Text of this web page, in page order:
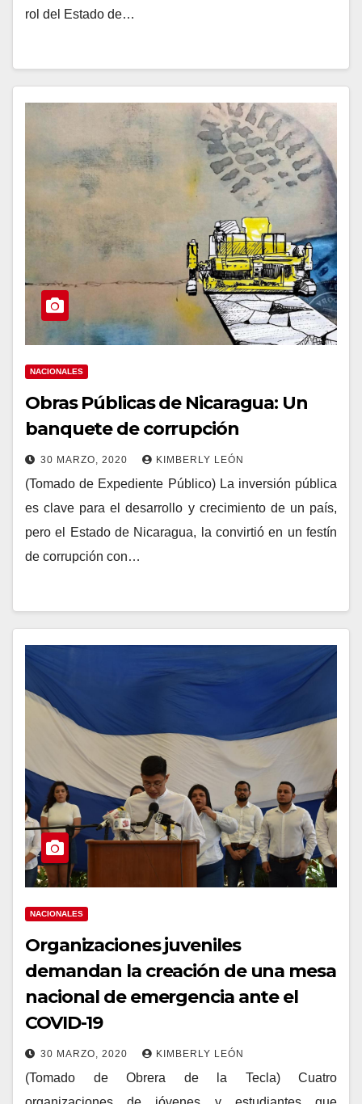
rol del Estado de…
NACIONALES
Obras Públicas de Nicaragua: Un
banquete de corrupción
30 MARZO, 2020 KIMBERLY LEÓN
(Tomado de Expediente Público) La inversión pública
es clave para el desarrollo y crecimiento de un país,
pero el Estado de Nicaragua, la convirtió en un festín
de corrupción con…
NACIONALES
Organizaciones juveniles
demandan la creación de una mesa
nacional de emergencia ante el
COVID-19
30 MARZO, 2020 KIMBERLY LEÓN
(Tomado de Obrera de la Tecla) Cuatro